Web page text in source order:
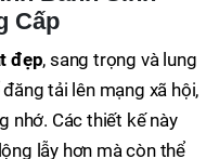
Cấp
đẹp, sang trọng và lung
tải lên mạng xã hội,
nhớ. Các thiết kế này
lẫy hơn mà còn thể